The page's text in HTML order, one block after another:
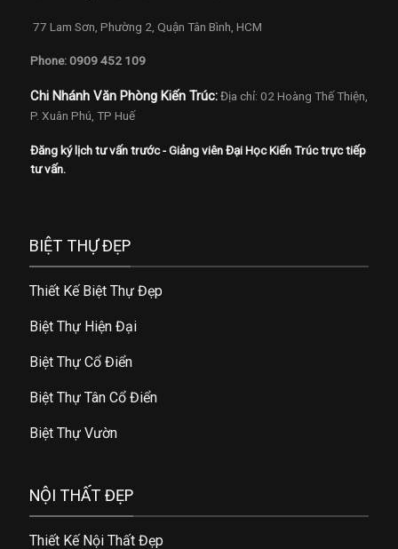
77 Lam Sơn, Phường 2, Quận Tân Bình, HCM
Phone: 0909 452 109
Chi Nhánh Văn Phòng Kiến Trúc: Địa chỉ: 02 Hoàng Thế Thiện,
P. Xuân Phú, TP Huế
Đăng ký lịch tư vấn trước - Giảng viên Đại Học Kiến Trúc trực tiếp
tư vấn.
BIỆT THỰ ĐẸP
Thiết Kế Biệt Thự Đẹp
Biệt Thự Hiện Đại
Biệt Thự Cổ Điển
Biệt Thự Tân Cổ Điển
Biệt Thự Vườn
NỘI THẤT ĐẸP
Thiết Kế Nội Thất Đẹp